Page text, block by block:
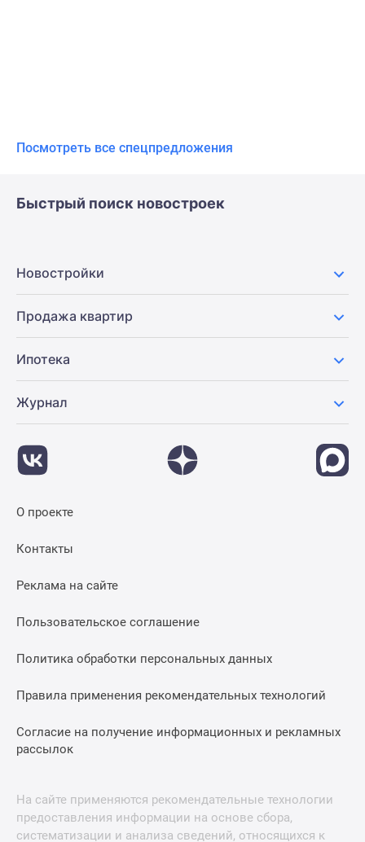
Посмотреть все спецпредложения
Быстрый поиск новостроек
Новостройки
Продажа квартир
Ипотека
Журнал
О проекте
Контакты
Реклама на сайте
Пользовательское соглашение
Политика обработки персональных данных
Правила применения рекомендательных технологий
Согласие на получение информационных и рекламных
рассылок
На сайте применяются рекомендательные технологии
предоставления информации на основе сбора,
систематизации и анализа сведений, относящихся к